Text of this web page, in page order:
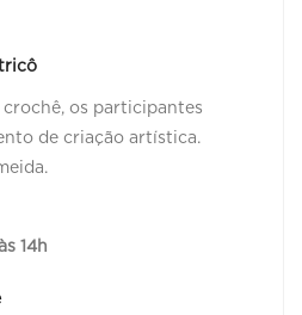
os participantes
de criação artística.
14h